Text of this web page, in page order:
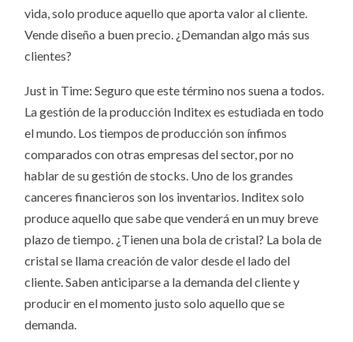
vida, solo produce aquello que aporta valor al cliente.
Vende diseño a buen precio. ¿Demandan algo más sus
clientes?
Just in Time: Seguro que este término nos suena a todos.
La gestión de la producción Inditex es estudiada en todo
el mundo. Los tiempos de producción son ínfimos
comparados con otras empresas del sector, por no
hablar de su gestión de stocks. Uno de los grandes
canceres financieros son los inventarios. Inditex solo
produce aquello que sabe que venderá en un muy breve
plazo de tiempo. ¿Tienen una bola de cristal? La bola de
cristal se llama creación de valor desde el lado del
cliente. Saben anticiparse a la demanda del cliente y
producir en el momento justo solo aquello que se
demanda.